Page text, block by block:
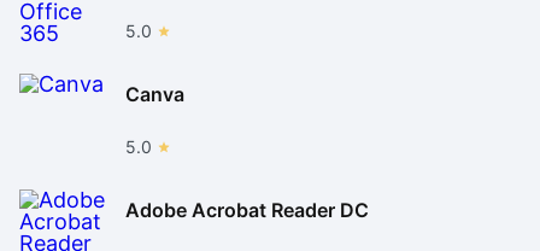
5.0
Canva
5.0
Adobe Acrobat Reader DC